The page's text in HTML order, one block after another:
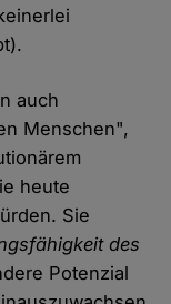
auch
Menschen",
heute
Sie
des
Potenzial